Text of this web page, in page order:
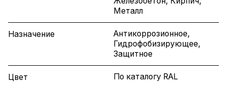
Металл
Назначение
Антикоррозионное,
Гидрофобизирующее,
Защитное
Цвет По каталогу RAL